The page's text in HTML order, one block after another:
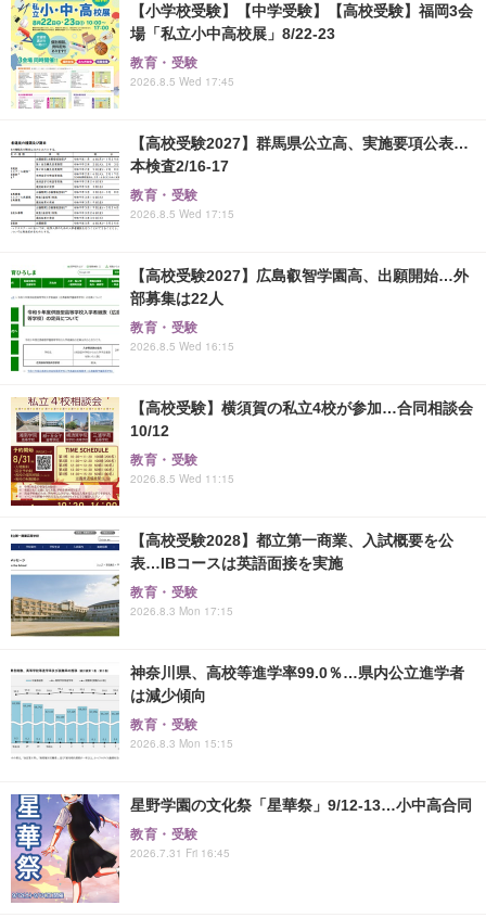
【小学校受験】【中学受験】【高校受験】福岡3会
場「私立小中高校展」8/22-23
教育・受験
2026.8.5 Wed 17:45
【高校受験2027】群馬県公立高、実施要項公表…
本検査2/16-17
教育・受験
2026.8.5 Wed 17:15
【高校受験2027】広島叡智学園高、出願開始…外
部募集は22人
教育・受験
2026.8.5 Wed 16:15
【高校受験】横須賀の私立4校が参加…合同相談会
10/12
教育・受験
2026.8.5 Wed 11:15
【高校受験2028】都立第一商業、入試概要を公
表…IBコースは英語面接を実施
教育・受験
2026.8.3 Mon 17:15
神奈川県、高校等進学率99.0％…県内公立進学者
は減少傾向
教育・受験
2026.8.3 Mon 15:15
星野学園の文化祭「星華祭」9/12-13…小中高合同
教育・受験
2026.7.31 Fri 16:45